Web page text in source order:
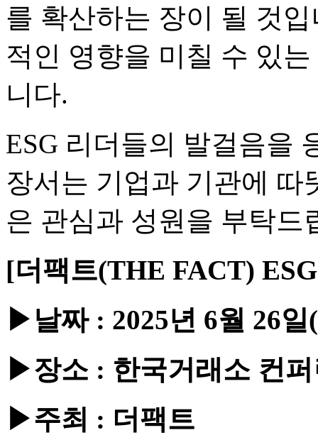
를 확산하는 장이 될 것
적인 영향을 미칠 수 있
니다.
ESG 리더들의 발걸음을
장서는 기업과 기관에 따
은 관심과 성원을 부탁드
[더팩트(THE FACT)
▶날짜 : 2025년 6월 26
▶장소 : 한국거래소 컨
▶주최 : 더팩트